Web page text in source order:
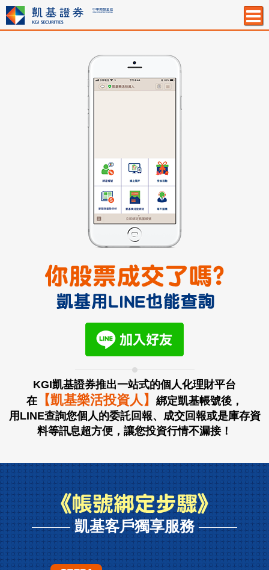
KGI凱基證券推出一站式的個人化理財平台
在
【凱基樂活投資人】
綁定凱基帳號後，
用LINE查詢您個人的委託回報、成交回報或是庫存資
料等訊息超方便，讓您投資行情不漏接！
凱基客戶獨享服務